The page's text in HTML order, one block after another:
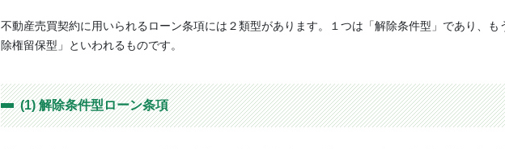
不動産売買契約に用いられるローン条項には２類型があります。１つは「解除条件型」であり、も
除権留保型」といわれるものです。
(1) 解除条件型ローン条項